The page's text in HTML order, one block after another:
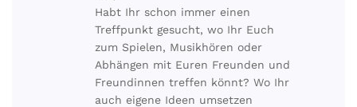
Habt Ihr schon immer einen
Treffpunkt gesucht, wo Ihr Euch
zum Spielen, Musikhören oder
Abhängen mit Euren Freunden und
Freundinnen treffen könnt? Wo Ihr
auch eigene Ideen umsetzen